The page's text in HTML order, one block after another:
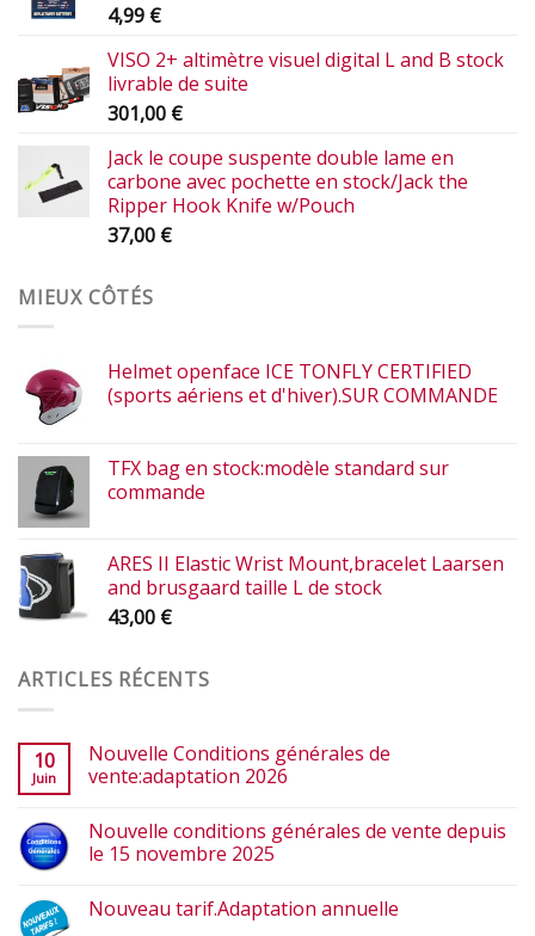
4,99 €
VISO 2+ altimètre visuel digital L and B stock
livrable de suite
301,00 €
Jack le coupe suspente double lame en
carbone avec pochette en stock/Jack the
Ripper Hook Knife w/Pouch
37,00 €
MIEUX CÔTÉS
Helmet openface ICE TONFLY CERTIFIED
(sports aériens et d'hiver).SUR COMMANDE
TFX bag en stock:modèle standard sur
commande
ARES II Elastic Wrist Mount,bracelet Laarsen
and brusgaard taille L de stock
43,00 €
ARTICLES RÉCENTS
10
Juin
Nouvelle Conditions générales de
vente:adaptation 2026
Nouvelle conditions générales de vente depuis
le 15 novembre 2025
Nouveau tarif.Adaptation annuelle